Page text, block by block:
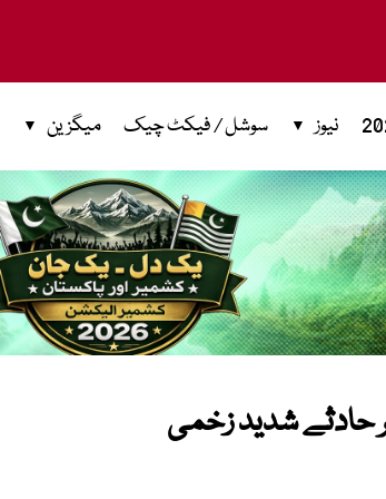
نیوز سوشل / فیکٹ چیک میگزین
حادثے شدید زخمی